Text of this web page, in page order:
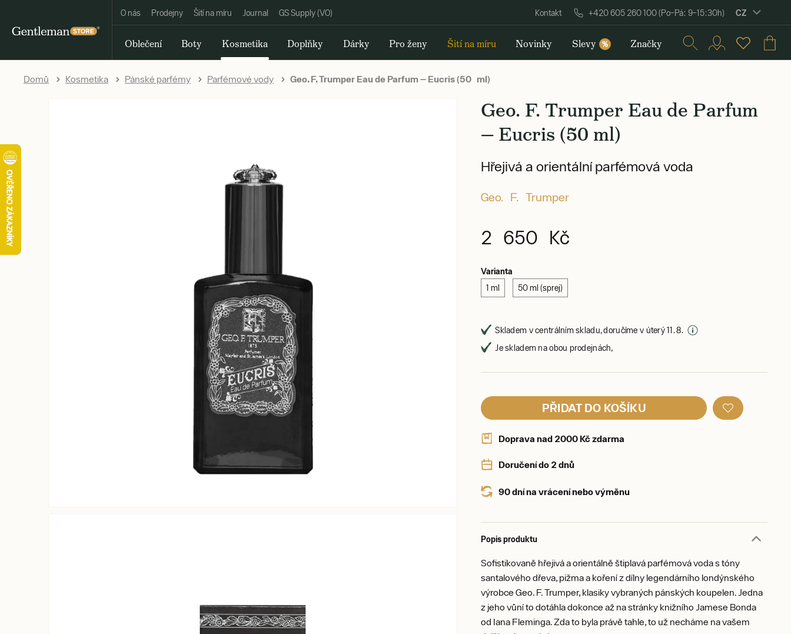
O nás Prodejny Šití na míru Journal GS Supply (VO) Kontakt +420 605 260 100 (Po–Pá: 9–15:30h) CZ
Oblečení Boty Kosmetika Doplňky Dárky Pro ženy Šití na míru Novinky Slevy % Značky
Domů Kosmetika Pánské parfémy Parfémové vody Geo. F. Trumper Eau de Parfum — Eucris (50 ml)
Geo. F. Trumper Eau de Parfum
— Eucris (50 ml)
Hřejivá a orientální parfémová voda
Geo. F. Trumper
2 650 Kč
Varianta
1 ml 50 ml (sprej)
Skladem v centrálním skladu, doručíme v úterý 11. 8.
Je skladem na obou prodejnách,
PŘIDAT DO KOŠÍKU
Doprava nad 2000 Kč zdarma
Doručení do 2 dnů
90 dní na vrácení nebo výměnu
Popis produktu
Sofistikovaně hřejivá a orientálně štiplavá parfémová voda s tóny
santalového dřeva, pižma a koření z dílny legendárního londýnského
výrobce Geo. F. Trumper, klasiky vybraných pánských koupelen. Jedna
z jeho vůní to dotáhla dokonce až na stránky knižního Jamese Bonda
od Iana Fleminga. Zda to byla právě tahle, to už necháme na vašem